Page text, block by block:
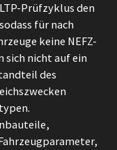
Prüfzyklus den
für nach
keine NEFZ-
sich nicht auf ein
des